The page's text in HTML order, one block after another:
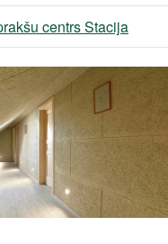
centrs Stacija